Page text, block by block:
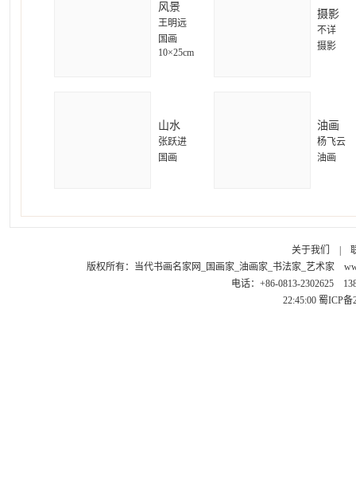
风景
王明远
国画
10×25cm
摄影
不详
摄影
山水
张跃进
国画
油画
杨飞云
油画
关于我们
版权所有： 当代书画名家网_国画家_油画家_书法家_艺术家
电话：+86-0813-2302625
22:45:00 蜀ICP备